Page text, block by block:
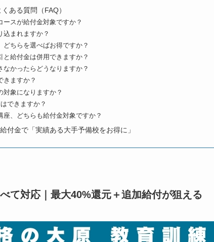
ある質問（FAQ）
ースが給付金対象ですか？
込まれますか？
どちらを選べばお得ですか？
と給付金は併用できますか？
なかったらどうなりますか？
きますか？
対象になりますか？
できますか？
座、どちらも給付金対象ですか？
付金で「実績ある大手予備校をお得に」
て対応｜最大40%還元＋追加給付が狙える